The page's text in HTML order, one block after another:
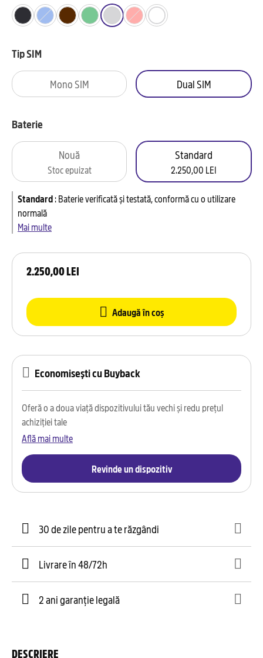
2.250,00 LEI
Adaugă în coș
Tip SIM
Mono SIM Dual SIM
Baterie
Nouă
Stoc epuizat
Standard
2.250,00 LEI
Standard:Baterie verificată și testată, conformă cu o utilizare
normală
Mai multe
Economisești cu Buyback
Oferă o a doua viață dispozitivului tău vechi și redu prețul
achiziției tale
Află mai multe
Revinde un dispozitiv
30 de zile pentru a te răzgândi
Livrare în 48/72h
2 ani garanție legală
DESCRIERE